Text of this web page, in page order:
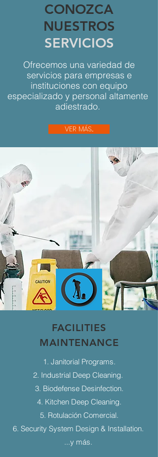
CONOZCA
NUESTROS
SERVICIOS
Ofrecemos una variedad de
servicios para empresas e
instituciones con equipo
especializado y personal altamente
adiestrado.
VER MÁS...
FACILITIES
MAINTENANCE
1. Janitorial Programs.
2. Industrial Deep Cleaning.
3. Biodefense Desinfection.
4. Kitchen Deep Cleaning.
5. Rotulación Comercial.
6. Security System Design & Installation.
...y más.